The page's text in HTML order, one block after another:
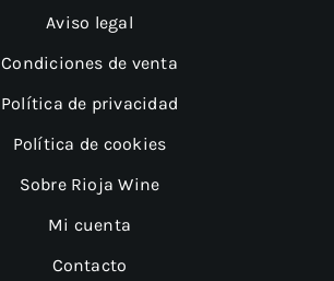
Aviso legal
Condiciones de venta
Política de privacidad
Política de cookies
Sobre Rioja Wine
Mi cuenta
Contacto